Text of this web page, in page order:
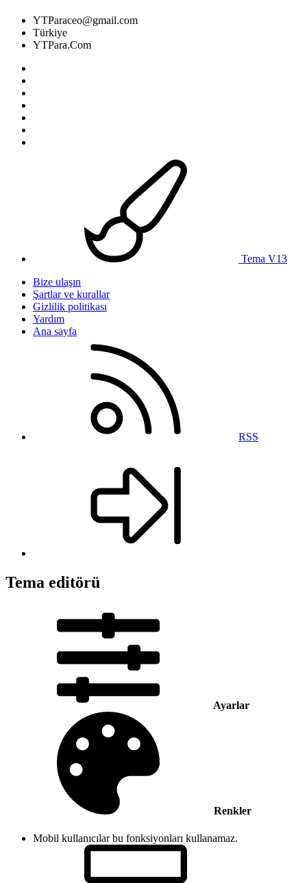
YTParaceo@gmail.com
Türkiye
YTPara.Com
Tema V13
Bize ulaşın
Şartlar ve kurallar
Gizlilik politikası
Yardım
Ana sayfa
RSS
Tema editörü
Ayarlar
Renkler
Mobil kullanıcılar bu fonksiyonları kullanamaz.